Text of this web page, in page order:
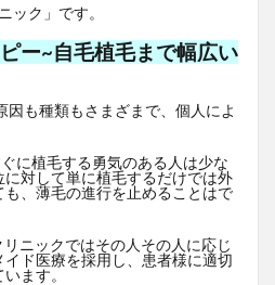
ック」です。
ー~自毛植毛まで幅広い
も種類もさまざまで、個人によ
に植毛する勇気のある人は少な
対して単に植毛するだけでは外
も、薄毛の進行を止めることはで
ニックではその人その人に応じ
ド医療を採用し、患者様に適切
ます。